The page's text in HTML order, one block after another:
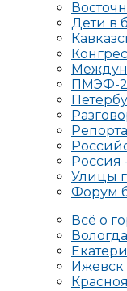
Дети в
ПМЭФ-
Россия
Улицы
Форум
Всё о
Вологда
Ижевск